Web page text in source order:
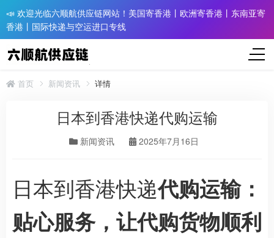
📣 欢迎光临六顺航供应链网站！美国寄香港丨欧洲寄香港丨东南亚寄
香港丨国际快递与空运进口专线
首页 新闻资讯 详情
日本到香港快递代购运输
新闻资讯 2025年7月16日
日本到香港快递代购运输：
贴心服务，让代购货物顺利